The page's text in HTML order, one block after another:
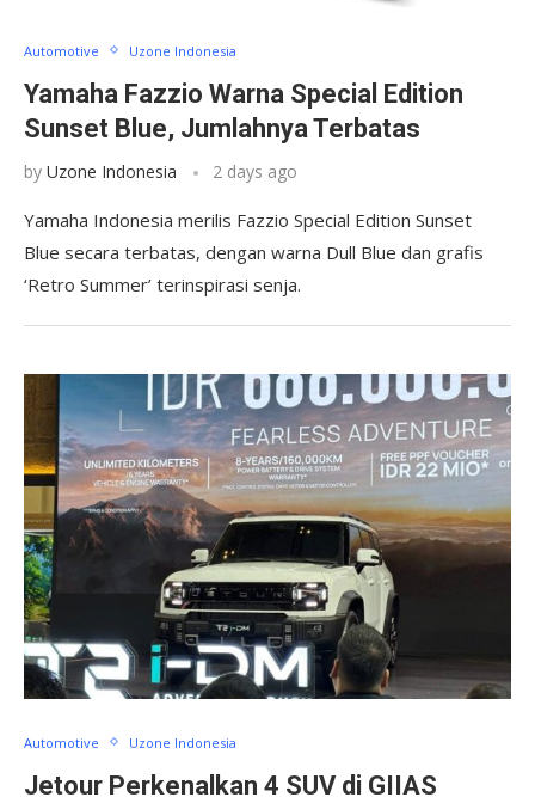
Automotive Uzone Indonesia
Yamaha Fazzio Warna Special Edition
Sunset Blue, Jumlahnya Terbatas
by Uzone Indonesia 2 days ago
Yamaha Indonesia merilis Fazzio Special Edition Sunset
Blue secara terbatas, dengan warna Dull Blue dan grafis
‘Retro Summer’ terinspirasi senja.
Automotive Uzone Indonesia
Jetour Perkenalkan 4 SUV di GIIAS